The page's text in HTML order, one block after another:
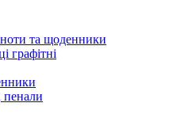
та щоденники
графітні
пенали